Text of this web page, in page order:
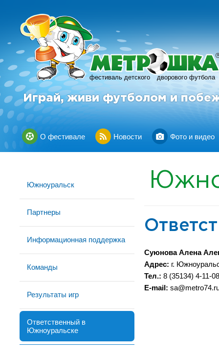
фестиваль детского дворового футбола
R
Играй, живи футболом и
О фестивале Новости Фото и видео
Южноуральск
Партнеры
Информационная поддержка
Команды
Результаты игр
Ответственный в
Южноуральске
Суюнова Алена
Адрес: г.
Тел.: 8 (35134) 4-11-
E-mail: